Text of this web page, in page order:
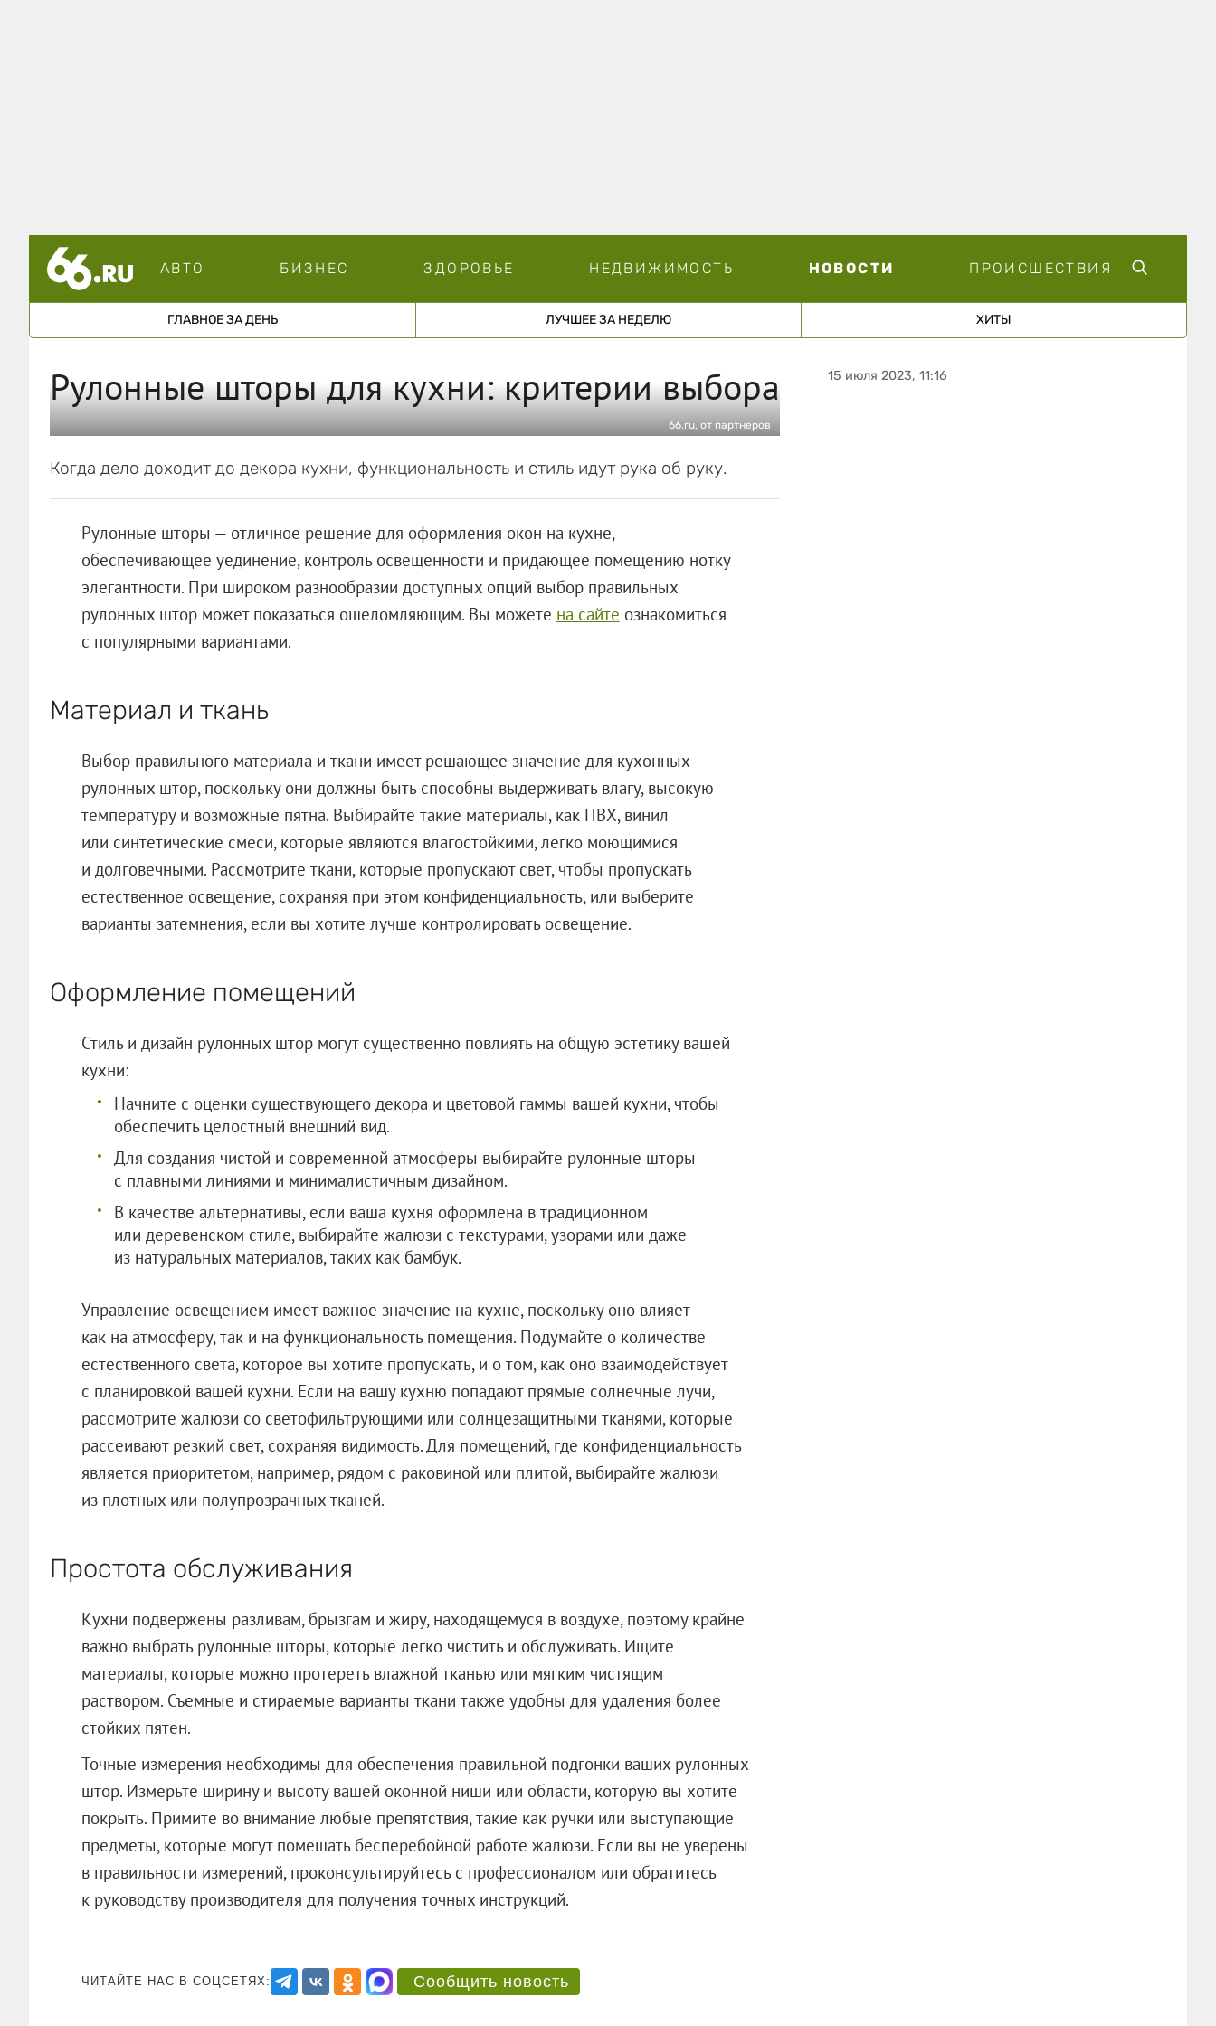
АВТО БИЗНЕС ЗДОРОВЬЕ НЕДВИЖИМОСТЬ НОВОСТИ ПРОИСШЕСТВИЯ
ГЛАВНОЕ ЗА ДЕНЬ ЛУЧШЕЕ ЗА НЕДЕЛЮ ХИТЫ
Рулонные шторы для кухни: критерии выбора
66.ru, от партнеров
Когда дело доходит до декора кухни, функциональность и стиль идут рука об руку.
Рулонные шторы — отличное решение для оформления окон на кухне,
обеспечивающее уединение, контроль освещенности и придающее помещению нотку
элегантности. При широком разнообразии доступных опций выбор правильных
рулонных штор может показаться ошеломляющим. Вы можете на сайте ознакомиться
с популярными вариантами.
Материал и ткань
Выбор правильного материала и ткани имеет решающее значение для кухонных
рулонных штор, поскольку они должны быть способны выдерживать влагу, высокую
температуру и возможные пятна. Выбирайте такие материалы, как ПВХ, винил
или синтетические смеси, которые являются влагостойкими, легко моющимися
и долговечными. Рассмотрите ткани, которые пропускают свет, чтобы пропускать
естественное освещение, сохраняя при этом конфиденциальность, или выберите
варианты затемнения, если вы хотите лучше контролировать освещение.
Оформление помещений
Стиль и дизайн рулонных штор могут существенно повлиять на общую эстетику вашей
кухни:
Начните с оценки существующего декора и цветовой гаммы вашей кухни, чтобы
обеспечить целостный внешний вид.
Для создания чистой и современной атмосферы выбирайте рулонные шторы
с плавными линиями и минималистичным дизайном.
В качестве альтернативы, если ваша кухня оформлена в традиционном
или деревенском стиле, выбирайте жалюзи с текстурами, узорами или даже
из натуральных материалов, таких как бамбук.
Управление освещением имеет важное значение на кухне, поскольку оно влияет
как на атмосферу, так и на функциональность помещения. Подумайте о количестве
естественного света, которое вы хотите пропускать, и о том, как оно взаимодействует
с планировкой вашей кухни. Если на вашу кухню попадают прямые солнечные лучи,
рассмотрите жалюзи со светофильтрующими или солнцезащитными тканями, которые
рассеивают резкий свет, сохраняя видимость. Для помещений, где конфиденциальность
является приоритетом, например, рядом с раковиной или плитой, выбирайте жалюзи
из плотных или полупрозрачных тканей.
Простота обслуживания
Кухни подвержены разливам, брызгам и жиру, находящемуся в воздухе, поэтому крайне
важно выбрать рулонные шторы, которые легко чистить и обслуживать. Ищите
материалы, которые можно протереть влажной тканью или мягким чистящим
раствором. Съемные и стираемые варианты ткани также удобны для удаления более
стойких пятен.
Точные измерения необходимы для обеспечения правильной подгонки ваших рулонных
штор. Измерьте ширину и высоту вашей оконной ниши или области, которую вы хотите
покрыть. Примите во внимание любые препятствия, такие как ручки или выступающие
предметы, которые могут помешать бесперебойной работе жалюзи. Если вы не уверены
в правильности измерений, проконсультируйтесь с профессионалом или обратитесь
к руководству производителя для получения точных инструкций.
ЧИТАЙТЕ НАС В СОЦСЕТЯХ: Сообщить новость
15 июля 2023, 11:16